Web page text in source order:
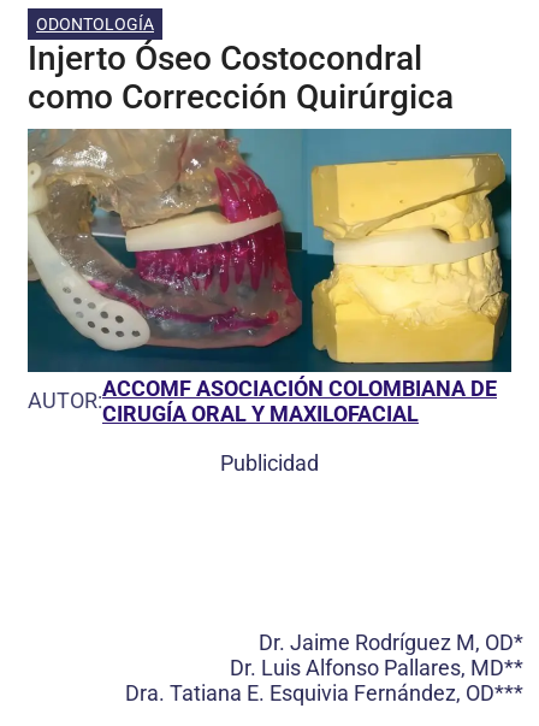
ODONTOLOGÍA
Injerto Óseo Costocondral
como Corrección Quirúrgica
AUTOR:ACCOMF ASOCIACIÓN COLOMBIANA DE
CIRUGÍA ORAL Y MAXILOFACIAL
Publicidad
Dr. Jaime Rodríguez M, OD*
Dr. Luis Alfonso Pallares, MD**
Dra. Tatiana E. Esquivia Fernández, OD***